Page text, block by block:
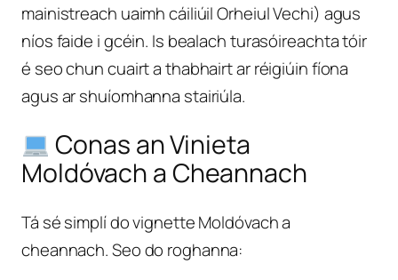
mainistreach uaimh cáiliúil Orheiul Vechi) agus
níos faide i gcéin. Is bealach turasóireachta tóir
é seo chun cuairt a thabhairt ar réigiúin fíona
agus ar shuíomhanna stairiúla.
Conas an Vinieta
Moldóvach a Cheannach
Tá sé simplí do vignette Moldóvach a
cheannach. Seo do roghanna: